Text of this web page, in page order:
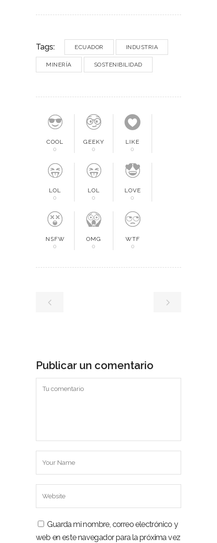
Tags: ECUADOR INDUSTRIA
MINERÍA SOSTENIBILIDAD
COOL
0
GEEKY
0
LIKE
0
LOL
0
LOL
0
LOVE
0
NSFW
0
OMG
0
WTF
0
Publicar un comentario
Guarda mi nombre, correo electrónico y
web en este navegador para la próxima vez